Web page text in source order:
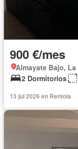
900 €/mes
Almayate Bajo,
2 Dormitorios
13 jul 2026 en Rentola